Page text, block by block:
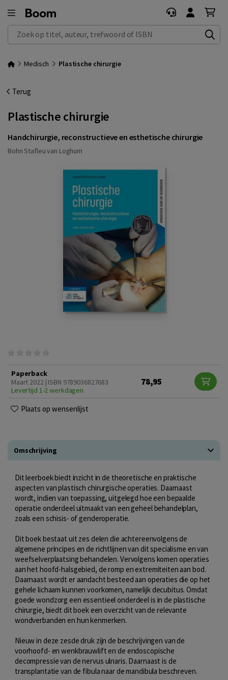
Zoek op titel, auteur, trefwoord of ISBN
Medisch Plastische chirurgie
Terug
Plastische chirurgie
Handchirurgie, reconstructieve en esthetische chirurgie
Bohn Stafleu van Loghum
Paperback
Maart 2022 | ISBN 9789036827683
Levertijd 1-2 werkdagen
78,95
Plaats op wensenlijst
Omschrijving
Dit leerboek biedt inzicht in de theoretische en praktische
aspecten van plastisch chirurgische operaties. Daarnaast
wordt, indien van toepassing, uitgelegd hoe een bepaalde
operatie onderdeel uitmaakt van een geheel behandelplan,
zoals een schisis- of genderoperatie.
Dit boek bestaat uit zes delen die achtereenvolgens de
algemene principes en de richtlijnen van dit specialisme en van
weefselverplaatsing behandelen. Vervolgens komen operaties
aan het hoofd-halsgebied, de romp en extremiteiten aan bod.
Daarnaast wordt er aandacht besteed aan operaties die op het
gehele lichaam kunnen voorkomen, namelijk decubitus. Omdat
goede wondzorg een essentieel onderdeel is in de plastische
chirurgie, biedt dit boek een overzicht van de relevante
wondverbanden en hun kenmerken.
Nieuw in deze zesde druk zijn de beschrijvingen van de
voorhoofd- en wenkbrauwlift en de endoscopische
decompressie van de nervus ulnaris. Daarnaast is de
transplantatie van de fibula naar de mandibula beschreven.